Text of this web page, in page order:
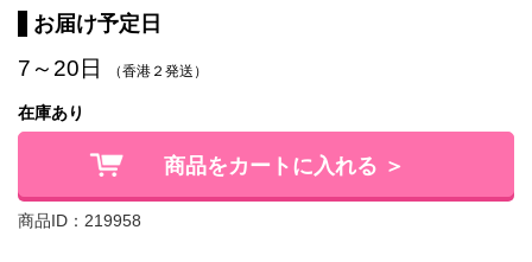
お届け予定日
7～20日 （香港２発送）
在庫あり
商品をカートに入れる ＞
商品ID：219958